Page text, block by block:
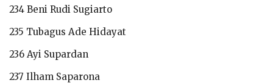
234 Beni Rudi Sugiarto
235 Tubagus Ade Hidayat
236 Ayi Supardan
237 Ilham Saparona